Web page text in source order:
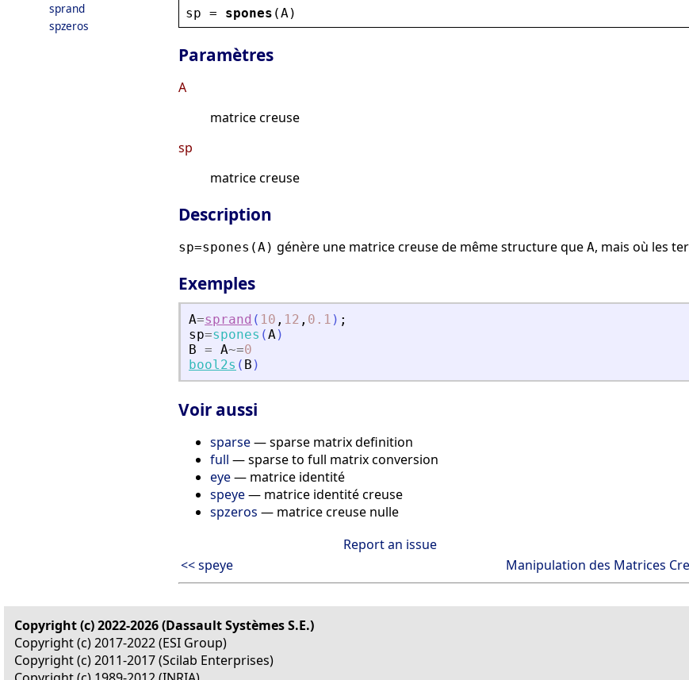
sprand
spzeros
sp = spones (A )
Paramètres
A
matrice creuse
sp
matrice creuse
Description
sp=spones(A) génère une matrice creuse de même structure que A, mais où les
Exemples
A=sprand ( 10 , 12 , 0.1 ) ;
sp=spones (A)
B = A~=0
bool2s ( B )
Voir aussi
sparse— sparse matrix definition
full — sparse to full matrix conversion
eye— matrice identité
speye— matrice identité creuse
spzeros — matrice creuse nulle
Report an issue
<< speye
Manipulation des Matrices
Copyright (c) 2022-2026 (Dassault Systèmes S.E.)
Copyright (c) 2017-2022 (ESI Group)
Copyright (c) 2011-2017 (Scilab Enterprises)